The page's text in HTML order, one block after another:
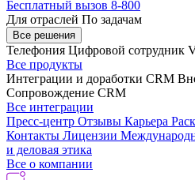
Бесплатный вызов 8-800
Для отраслей По задачам
Все решения
Телефония Цифровой сотрудник
Все продукты
Интеграции и доработки CRM
Сопровождение CRM
Все интеграции
Пресс-центр Отзывы Карьера
Контакты Лицензии
и деловая этика
Все о компании